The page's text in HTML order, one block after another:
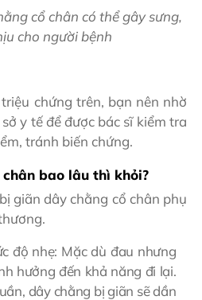
cổ chân có thể gây sưng,
cho người bệnh
chứng trên, bạn nên nhờ
y tế để được bác sĩ kiểm tra
tránh biến chứng.
bao lâu thì khỏi?
giãn dây chằng cổ chân phụ
độ nhẹ: Mặc dù đau nhưng
hưởng đến khả năng đi lại.
dây chằng bị giãn sẽ dần